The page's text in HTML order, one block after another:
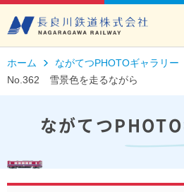
ホーム
ながてつPHOTOギャラリー
No.362 雪景色を走るながら
ながてつ